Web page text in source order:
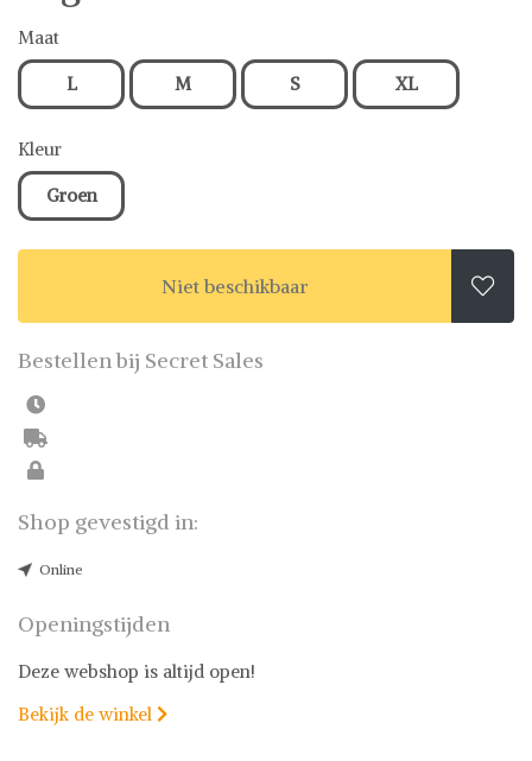
Maat
L M S XL
Kleur
Groen
Niet beschikbaar 
Bestellen bij Secret Sales
Shop gevestigd in:
Online
Openingstijden
Deze webshop is altijd open!
Bekijk de winkel 